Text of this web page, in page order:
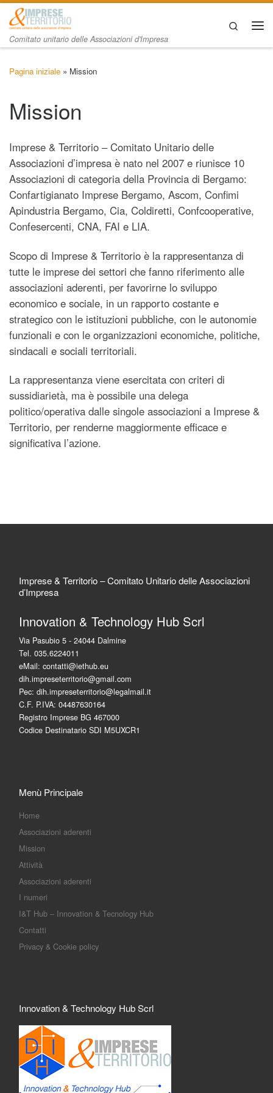
Passa al contenuto
Comitato unitario delle Associazioni d'Impresa
Search
Pagina iniziale » Mission
Mission
Imprese & Territorio – Comitato Unitario delle
Associazioni d’impresa è nato nel 2007 e riunisce 10
Associazioni di categoria della Provincia di Bergamo:
Confartigianato Imprese Bergamo, Ascom, Confimi
Apindustria Bergamo, Cia, Coldiretti, Confcooperative,
Confesercenti, CNA, FAI e LIA.
Scopo di Imprese & Territorio è la rappresentanza di
tutte le imprese dei settori che fanno riferimento alle
associazioni aderenti, per favorirne lo sviluppo
economico e sociale, in un rapporto costante e
strategico con le istituzioni pubbliche, con le autonomie
funzionali e con le organizzazioni economiche, politiche,
sindacali e sociali territoriali.
La rappresentanza viene esercitata con criteri di
sussidiarietà, ma è possibile una delega
politico/operativa dalle singole associazioni a Imprese &
Territorio, per renderne maggiormente efficace e
significativa l’azione.
Imprese & Territorio – Comitato Unitario delle Associazioni
d’Impresa
Innovation & Technology Hub Scrl
Via Pasubio 5 - 24044 Dalmine
Tel. 035.6224011
eMail: contatti@iethub.eu
dih.impreseterritorio@gmail.com
Pec: dih.impreseterritorio@legalmail.it
C.F. P.IVA: 04487630164
Registro Imprese BG 467000
Codice Destinatario SDI M5UXCR1
Menù Principale
Home
Associazioni aderenti
Mission
Attività
Associazioni aderenti
I numeri
I&T Hub – Innovation & Tecnology Hub
Contatti
Privacy & Cookie policy
Innovation & Technology Hub Scrl